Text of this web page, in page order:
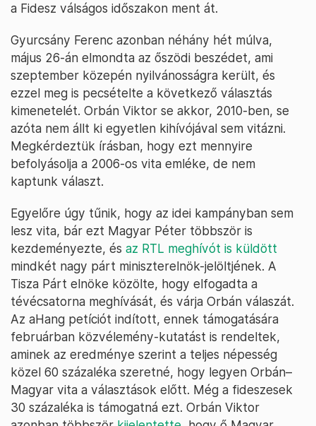
a Fidesz válságos időszakon ment át.
Gyurcsány Ferenc azonban néhány hét múlva,
május 26-án elmondta az őszödi beszédet, ami
szeptember közepén nyilvánosságra került, és
ezzel meg is pecsételte a következő választás
kimenetelét. Orbán Viktor se akkor, 2010-ben, se
azóta nem állt ki egyetlen kihívójával sem vitázni.
Megkérdeztük írásban, hogy ezt mennyire
befolyásolja a 2006-os vita emléke, de nem
kaptunk választ.
Egyelőre úgy tűnik, hogy az idei kampányban sem
lesz vita, bár ezt Magyar Péter többször is
kezdeményezte, és az RTL meghívót is küldött
mindkét nagy párt miniszterelnök-jelöltjének. A
Tisza Párt elnöke közölte, hogy elfogadta a
tévécsatorna meghívását, és várja Orbán válaszát.
Az aHang petíciót indított, ennek támogatására
februárban közvélemény-kutatást is rendeltek,
aminek az eredménye szerint a teljes népesség
közel 60 százaléka szeretné, hogy legyen Orbán–
Magyar vita a választások előtt. Még a fideszesek
30 százaléka is támogatná ezt. Orbán Viktor